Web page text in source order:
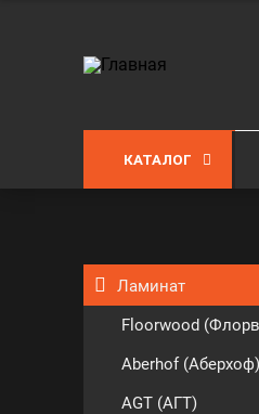
КАТАЛОГ
Ламинат
Floorwood
Aberhof (Аберхоф)
AGT (АГТ)